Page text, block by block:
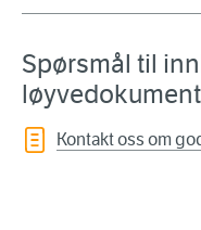
Spørsmål til
Kontakt oss om